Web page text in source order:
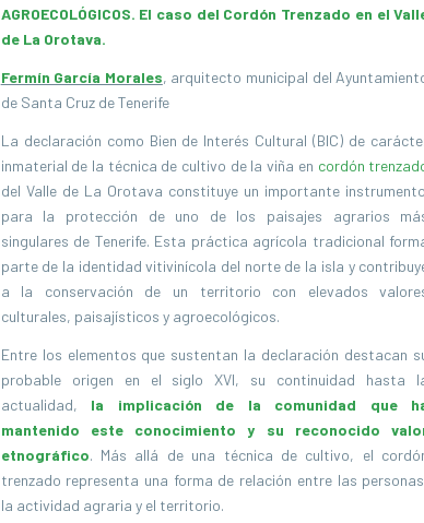
AGROECOLÓGICOS. El caso del Cordón Trenzado en el
de La Orotava.
Fermín García Morales, arquitecto municipal del
de Santa Cruz de Tenerife
La declaración como Bien de Interés Cultural (BIC) de
inmaterial de la técnica de cultivo de la viña en cordón
del Valle de La Orotava constituye un importante instrumento
para la protección de uno de los paisajes agrarios
singulares de Tenerife. Esta práctica agrícola tradicional
parte de la identidad vitivinícola del norte de la isla y
a la conservación de un territorio con elevados
culturales, paisajísticos y agroecológicos.
Entre los elementos que sustentan la declaración destacan
probable origen en el siglo XVI, su continuidad hasta
actualidad, la implicación de la comunidad que
mantenido este conocimiento y su reconocido
etnográfico. Más allá de una técnica de cultivo, el
trenzado representa una forma de relación entre las
la actividad agraria y el territorio.